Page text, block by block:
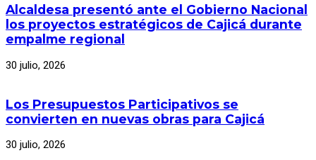
Alcaldesa presentó ante el Gobierno Nacional
los proyectos estratégicos de Cajicá durante
empalme regional
30 julio, 2026
Los Presupuestos Participativos se
convierten en nuevas obras para Cajicá
30 julio, 2026